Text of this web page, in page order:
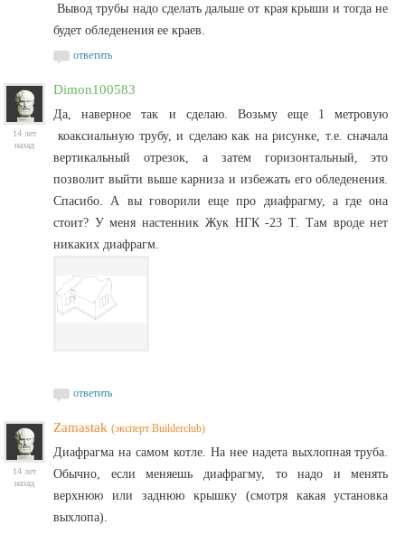
Вывод трубы надо сделать дальше от края крыши и тогда не
будет обледенения ее краев.
ответить
14 лет
назад
Dimon100583
Да, наверное так и сделаю. Возьму еще 1 метровую
коаксиальную трубу, и сделаю как на рисунке, т.е. сначала
вертикальный отрезок, а затем горизонтальный, это
позволит выйти выше карниза и избежать его обледенения.
Спасибо. А вы говорили еще про диафрагму, а где она
стоит? У меня настенник Жук НГК -23 Т. Там вроде нет
никаких диафрагм.
ответить
14 лет
назад
Zamastak (эксперт Builderclub)
Диафрагма на самом котле. На нее надета выхлопная труба.
Обычно, если меняешь диафрагму, то надо и менять
верхнюю или заднюю крышку (смотря какая установка
выхлопа).